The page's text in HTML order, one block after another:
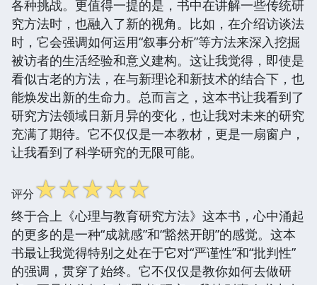
各种挑战。更值得一提的是，书中在讲解一些传统研
究方法时，也融入了新的视角。比如，在介绍访谈法
时，它会强调如何运用“叙事分析”等方法来深入挖掘
被访者的生活经验和意义建构。这让我觉得，即使是
看似古老的方法，在与新理论和新技术的结合下，也
能焕发出新的生命力。总而言之，这本书让我看到了
研究方法领域日新月异的变化，也让我对未来的研究
充满了期待。它不仅仅是一本教材，更是一扇窗户，
让我看到了科学研究的无限可能。
评分☆☆☆☆☆
终于合上《心理与教育研究方法》这本书，心中涌起
的更多的是一种“成就感”和“豁然开朗”的感觉。这本
书最让我觉得特别之处在于它对“严谨性”和“批判性”
的强调，贯穿了始终。它不仅仅是教你如何去做研